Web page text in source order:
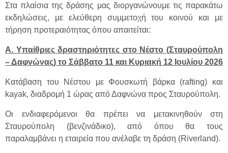
Στα πλαίσια της δράσης μας διοργανώνουμε τις παρακάτω
εκδηλώσεις, με ελεύθερη συμμετοχή του κοινού και με
τήρηση προτεραιότητας όπου απαιτείται:
Α. Υπαίθριες δραστηριότητες στο Νέστο (Σταυρούπολη
– Δαφνώνας) το Σάββατο 11 και Κυριακή 12 Ιουλίου 2026
Κατάβαση του Νέστου με Φουσκωτή βάρκα (rafting) και
kayak, διαδρομή 1 ώρας από Δαφνώνα προς Σταυρούπολη.
Οι ενδιαφερόμενοι θα πρέπει να μετακινηθούν στη
Σταυρούπολη (βενζινάδικο), από όπου θα τους
παραλαμβάνει η εταιρεία που ανέλαβε τη δράση (Riverland).